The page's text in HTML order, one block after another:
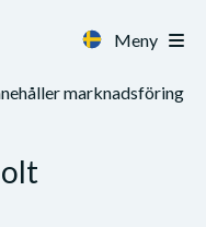
Meny
marknadsföring